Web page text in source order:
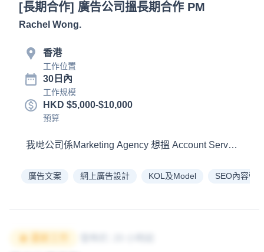
[長期合作] 廣告公司搵長期合作 PM
Rachel Wong.
香港
工作位置
30日內
工作規模
HKD $5,000-$10,000
預算
廣告文案 網上廣告設計 KOL及Model SEO內容營